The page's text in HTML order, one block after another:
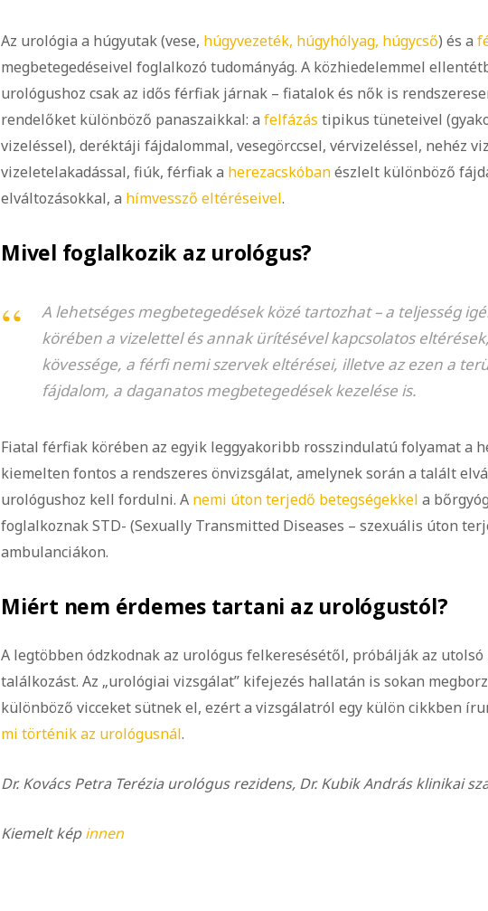
Az urológia a húgyutak (vese, húgyvezeték, húgyhólyag, húgycső) és a
megbetegedéseivel foglalkozó tudományág. A közhiedelemmel
urológushoz csak az idős férfiak járnak – fiatalok és nők is
rendelőket különböző panaszaikkal: a felfázás tipikus tüneteivel
vizeléssel), deréktáji fájdalommal, vesegörccsel, vérvizeléssel, nehéz
vizeletelakadással, fiúk, férfiak a herezacskóbanészlelt különböző
elváltozásokkal, a hímvessző eltéréseivel.
Mivel foglalkozik az urológus?
A lehetséges megbetegedések közé tartozhat – a teljesség
körében a vizelettel és annak ürítésével kapcsolatos
kövessége, a férfi nemi szervek eltérései, illetve az ezen a
fájdalom, a daganatos megbetegedések kezelése is.
Fiatal férfiak körében az egyik leggyakoribb rosszindulatú folyamat a
kiemelten fontos a rendszeres önvizsgálat, amelynek során a talált
urológushoz kell fordulni. A nemi úton terjedő betegségekkel a
foglalkoznak STD- (Sexually Transmitted Diseases – szexuális úton
ambulanciákon.
Miért nem érdemes tartani az urológustól?
A legtöbben ódzkodnak az urológus felkeresésétől, próbálják az
találkozást. Az „urológiai vizsgálat” kifejezés hallatán is sokan
különböző vicceket sütnek el, ezért a vizsgálatról egy külön cikkben
mi történik az urológusnál.
Dr. Kovács Petra Terézia urológus rezidens, Dr. Kubik András klinikai
Kiemelt képinnen